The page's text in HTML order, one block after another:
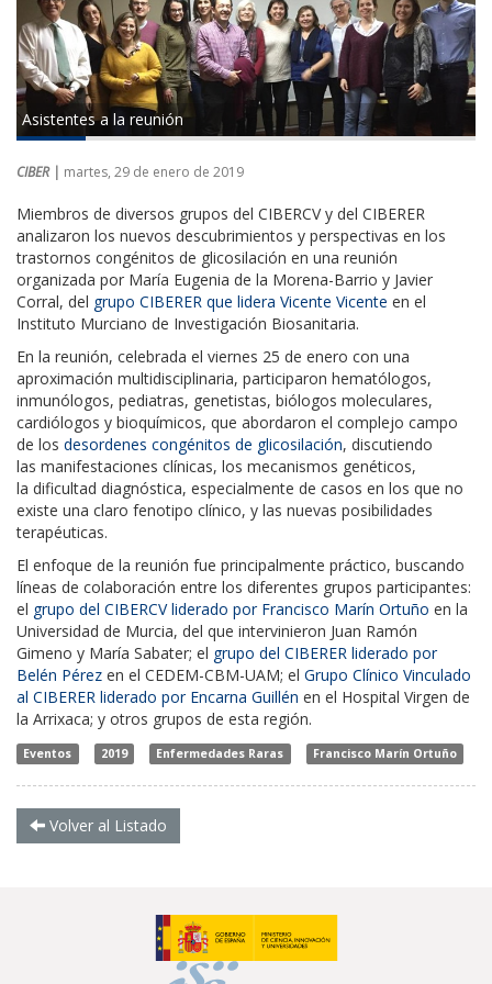
Asistentes a la reunión
CIBER | martes, 29 de enero de 2019
Miembros de diversos grupos del CIBERCV y del CIBERER
analizaron los nuevos descubrimientos y perspectivas en los
trastornos congénitos de glicosilación en una reunión
organizada por María Eugenia de la Morena-Barrio y Javier
Corral, del grupo CIBERER que lidera Vicente Vicente en el
Instituto Murciano de Investigación Biosanitaria.
En la reunión, celebrada el viernes 25 de enero con una
aproximación multidisciplinaria, participaron hematólogos,
inmunólogos, pediatras, genetistas, biólogos moleculares,
cardiólogos y bioquímicos, que abordaron el complejo campo
de los desordenes congénitos de glicosilación, discutiendo
las manifestaciones clínicas, los mecanismos genéticos,
la dificultad diagnóstica, especialmente de casos en los que no
existe una claro fenotipo clínico, y las nuevas posibilidades
terapéuticas.
El enfoque de la reunión fue principalmente práctico, buscando
líneas de colaboración entre los diferentes grupos participantes:
el grupo del CIBERCV liderado por Francisco Marín Ortuño en la
Universidad de Murcia, del que intervinieron Juan Ramón
Gimeno y María Sabater; el grupo del CIBERER liderado por
Belén Pérez en el CEDEM-CBM-UAM; el Grupo Clínico Vinculado
al CIBERER liderado por Encarna Guillén en el Hospital Virgen de
la Arrixaca; y otros grupos de esta región.
Eventos 2019 Enfermedades Raras Francisco Marín Ortuño
Volver al Listado